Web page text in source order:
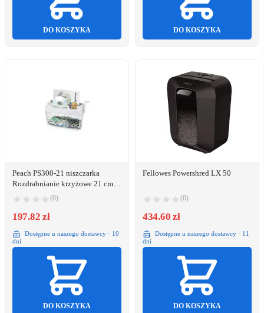
DO KOSZYKA DO KOSZYKA
Peach PS300-21 niszczarka
Rozdrabnianie krzyżowe 21 cm
Czarny, Niebieski, Szary
(0)
197.82 zł
Dostępne u naszego dostawcy · 10
dni
DO KOSZYKA
Fellowes Powershred LX 50
(0)
434.60 zł
Dostępne u naszego dostawcy · 11
dni
DO KOSZYKA